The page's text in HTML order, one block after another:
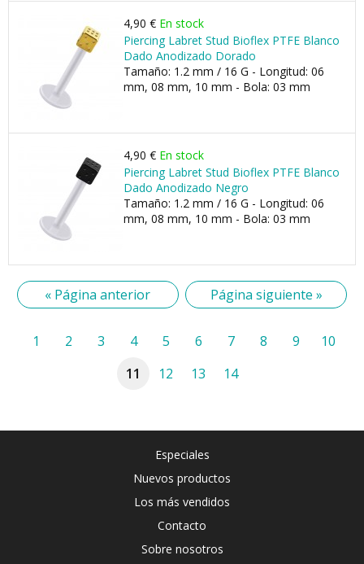
4,90 € En stock
Piercing Labret Stud Bioflex PTFE Blanco
Dado Anodizado Dorado
Tamaño: 1.2 mm / 16 G - Longitud: 06
mm, 08 mm, 10 mm - Bola: 03 mm
4,90 € En stock
Piercing Labret Stud Bioflex PTFE Blanco
Dado Anodizado Negro
Tamaño: 1.2 mm / 16 G - Longitud: 06
mm, 08 mm, 10 mm - Bola: 03 mm
« Página anterior Página siguiente »
1 2 3 4 5 6 7 8 9
10
11
12 13 14
Especiales
Nuevos productos
Los más vendidos
Contacto
Sobre nosotros